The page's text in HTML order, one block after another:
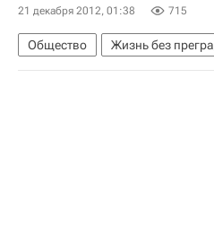
21 декабря 2012, 01:38 715
Общество Жизнь без
Европа
Америка
Весь